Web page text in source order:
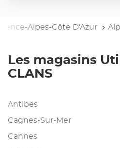
POINT
CLANS
Alpes-Côte D'Azur
Les magasins
CLANS
Antibes
Cagnes-Sur-Mer
Cannes